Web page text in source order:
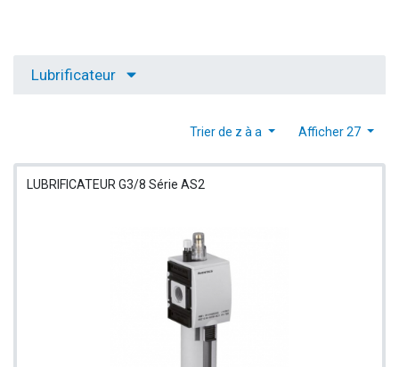
Lubrificateur
Afficher 27
Trier de z à a
LUBRIFICATEUR G3/8 Série AS2